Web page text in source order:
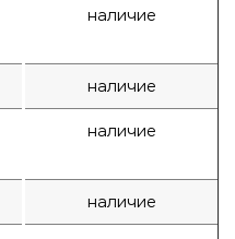
наличие
наличие
наличие
наличие